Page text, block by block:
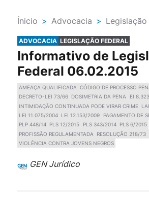
Ínicio > Advocacia > Legislação
ADVOCACIA LEGISLAÇÃO FEDERAL
Informativo de
Federal 06.02.2015
AMEAÇA QUALIFICADA CÓDIGO DE PROCESSO
DECRETO-LEI 73/66
DOSIMETRIA DA PENA
EI
INTIMIDAÇÃO CONTINUADA PODE VIRAR CRIME
LEI 11.075/2004
LEI 12.153/2009
PAGAMENTO DE
PLP 448/14
PLS 12/2015 PLS 343/2014
PLS 6/2015
PROFISSÃO REGULAMENTADA
RESOLUÇÃO 218/73
VIOLÊNCIA CONTRA JOVENS NEGROS
GEN Jurídico